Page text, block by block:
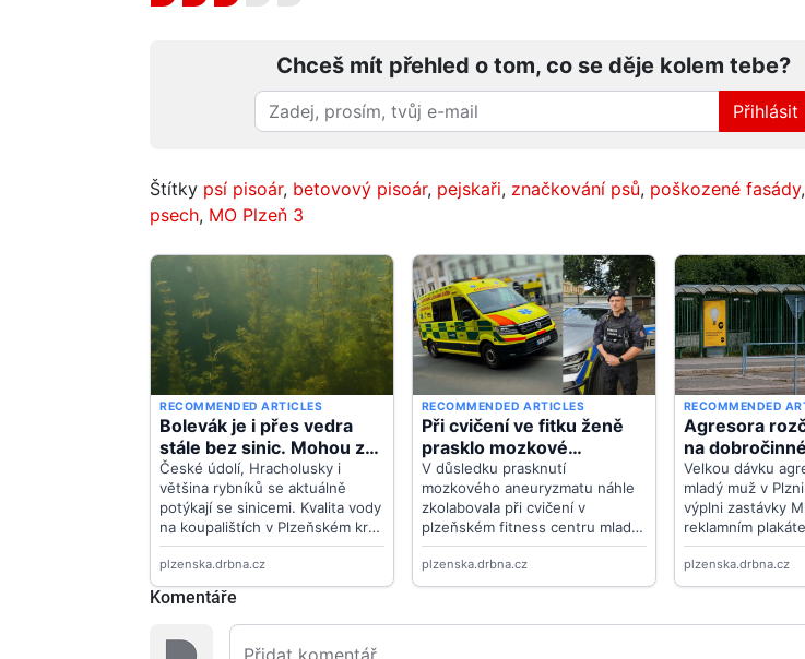
Chceš mít přehled o tom, co se děje kolem tebe?
Přihlásit
Štítky psí pisoár, betovový pisoár, pejskaři, značkování psů, poškozené fasády,
psech, MO Plzeň 3
Komentáře